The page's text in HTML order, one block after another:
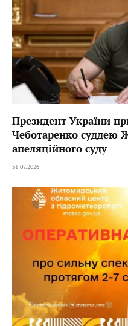
Президент України
Чеботаренко суддею
апеляційного суду
31.07.2026